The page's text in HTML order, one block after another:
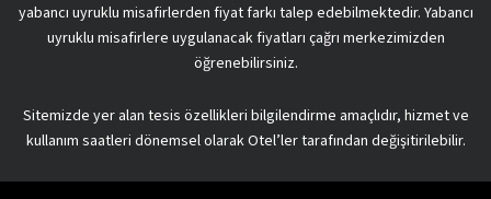
yabancı uyruklu misafirlerden fiyat farkı talep edebilmektedir. Yabancı
uyruklu misafirlere uygulanacak fiyatları çağrı merkezimizden
öğrenebilirsiniz.
Sitemizde yer alan tesis özellikleri bilgilendirme amaçlıdır, hizmet ve
kullanım saatleri dönemsel olarak Otel’ler tarafından değişitirilebilir.